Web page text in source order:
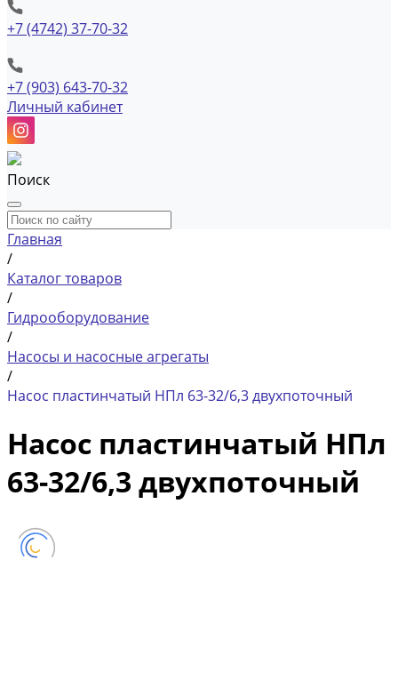
+7 (4742) 37-70-32
+7 (903) 643-70-32
Личный кабинет
Поиск
Главная
/
Каталог товаров
/
Гидрооборудование
/
Насосы и насосные агрегаты
/
Насос пластинчатый НПл 63-32/6,3 двухпоточный
Насос пластинчатый НПл
63-32/6,3 двухпоточный